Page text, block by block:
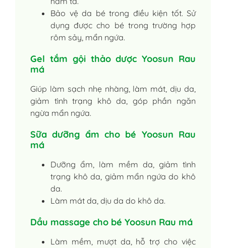
Bảo vệ da bé trong điều kiện tốt. Sử
dụng được cho bé trong trường hợp
rôm sảy, mẩn ngứa.
Gel tắm gội thảo dược Yoosun Rau
má
Giúp làm sạch nhẹ nhàng, làm mát, dịu da,
giảm tình trạng khô da, góp phần ngăn
ngừa mẩn ngứa.
Sữa dưỡng ẩm cho bé Yoosun Rau
má
Dưỡng ẩm, làm mềm da, giảm tình
trạng khô da, giảm mẩn ngứa do khô
da.
Làm mát da, dịu da do khô da.
Dầu massage cho bé Yoosun Rau má
Làm mềm, mượt da, hỗ trợ cho việc